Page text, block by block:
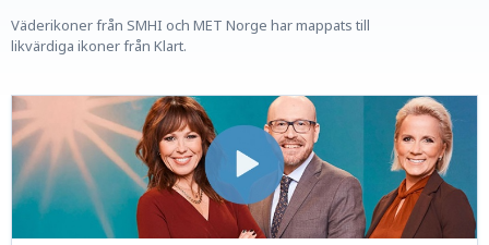
Väderikoner från SMHI och MET Norge har mappats till
likvärdiga ikoner från Klart.